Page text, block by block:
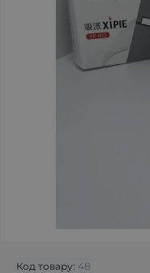
Код товару: 48